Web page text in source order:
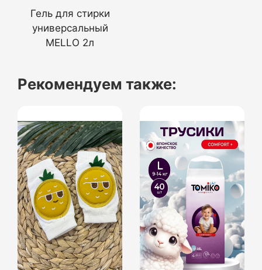
Гель для стирки
универсальный
MELLO 2л
Рекомендуем также: